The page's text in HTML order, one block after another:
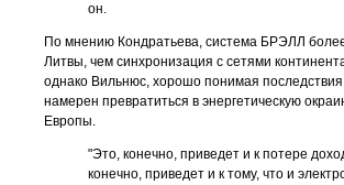
он.
По мнению Кондратьева, система БРЭЛЛ
Литвы, чем синхронизация с сетями
однако Вильнюс, хорошо понимая последствия
намерен превратиться в энергетическую
Европы.
"Это, конечно, приведет и к потере
конечно, приведет и к тому, что и